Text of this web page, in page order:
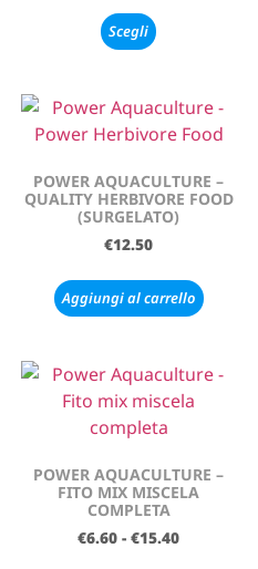
Scegli
POWER AQUACULTURE –
QUALITY HERBIVORE FOOD
(SURGELATO)
€12.50
Aggiungi al carrello
POWER AQUACULTURE –
FITO MIX MISCELA
COMPLETA
€6.60 - €15.40